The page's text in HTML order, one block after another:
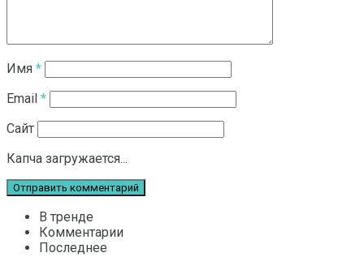
Имя *
Email *
Сайт
Капча загружается...
В тренде
Комментарии
Последнее